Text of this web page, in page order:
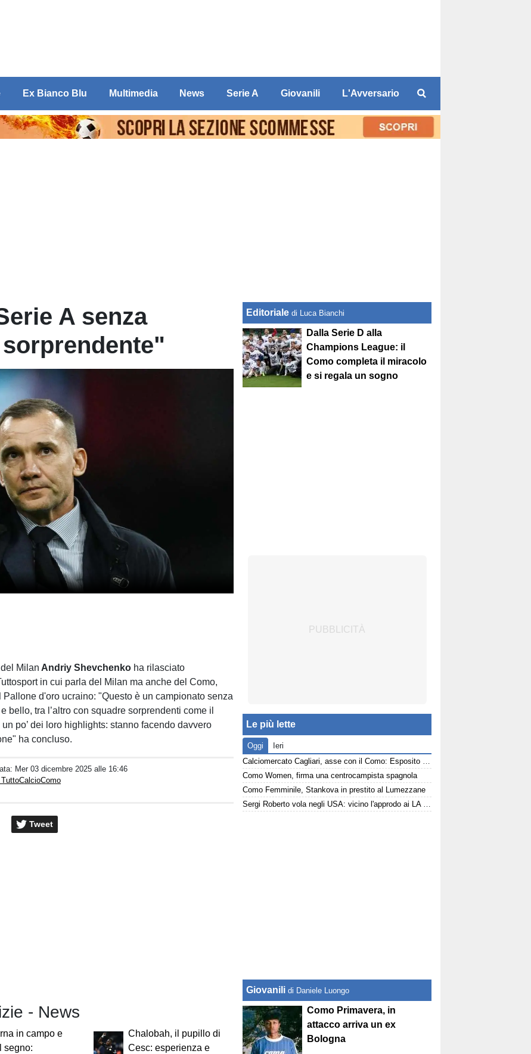
Ex Bianco Blu Multimedia News Serie A Giovanili L'Avversario
A senza
Milan Andriy Shevchenko ha rilasciato
in cui parla del Milan ma anche del Como,
Pallone d'oro ucraino: "Questo è un campionato senza
bello, tra l’altro con squadre sorprendenti come il
po’ dei loro highlights: stanno facendo davvero
ha concluso.
Mer 03 dicembre 2025 alle 16:46
Tweet
- News
in campo e
segno:
Chalobah, il pupillo di
Cesc: esperienza e
Editoriale di Luca Bianchi
Dalla Serie D alla
Champions League: il
Como completa il miracolo
e si regala un sogno
Le più lette
Oggi
Ieri
Calciomercato Cagliari, asse con il Como: Esposito e Van der Brempt sul tavolo
Como Women, firma una centrocampista spagnola
Como Femminile, Stankova in prestito al Lumezzane
Sergi Roberto vola negli USA: vicino l'approdo ai LA Galaxy
Giovanili di Daniele Luongo
Como Primavera, in
attacco arriva un ex
Bologna